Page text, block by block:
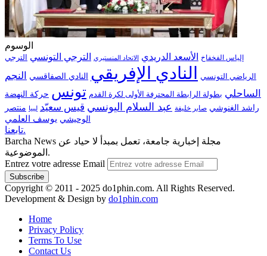
الوسوم
إلياس الفخفاخ الأسعد الدريدي الاتحاد المنستيري الترجي التونسي الترجي
الرياضي التونسي النادي الإفريقي النادي الصفاقسي
النجم
الساحلي بطولة الرابطة المحترفة الأولى لكرة القدم تونس حركة النهضة
راشد الغنوشي صابر خليفة عبد السلام اليونسي قيس سعيّد ليبيا منتصر
الوحيشي يوسف العلمي
تابعنا.
Barcha News مجلة إخبارية جامعة، تعمل بمبدأ لا حياد عن
الموضوعية.
Entrez votre adresse Email
Copyright © 2011 - 2025 do1phin.com. All Rights Reserved.
Development & Design by do1phin.com
Home
Privacy Policy
Terms To Use
Contact Us